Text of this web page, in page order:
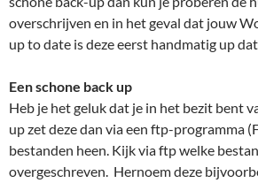
overschrijven en in het geval dat jouw
up to date is deze eerst handmatig up
Een schone back up
Heb je het geluk dat je in het bezit bent
up zet deze dan via een ftp-programma
bestanden heen. Kijk via ftp welke
overgeschreven. Hernoem deze